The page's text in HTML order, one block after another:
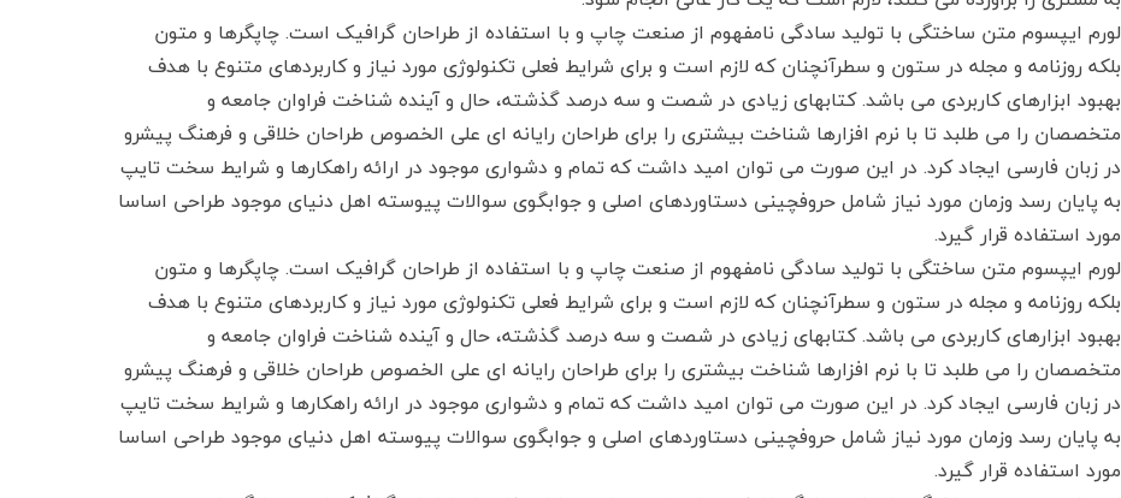
لورم ایپسوم متن ساختگی با تولید سادگی نامفهوم از صنعت چاپ و با استفاده از طراحان گرافیک است. چاپگرها و متون
بلکه روزنامه و مجله در ستون و سطرآنچنان که لازم است و برای شرایط فعلی تکنولوژی مورد نیاز و کاربردهای متنوع با هدف
بهبود ابزارهای کاربردی می باشد. کتابهای زیادی در شصت و سه درصد گذشته، حال و آینده شناخت فراوان جامعه و
متخصصان را می طلبد تا با نرم افزارها شناخت بیشتری را برای طراحان رایانه ای علی الخصوص طراحان خلاقی و فرهنگ پیشرو
در زبان فارسی ایجاد کرد. در این صورت می توان امید داشت که تمام و دشواری موجود در ارائه راهکارها و شرایط سخت تایپ
به پایان رسد وزمان مورد نیاز شامل حروفچینی دستاوردهای اصلی و جوابگوی سوالات پیوسته اهل دنیای موجود طراحی اساسا
مورد استفاده قرار گیرد.
لورم ایپسوم متن ساختگی با تولید سادگی نامفهوم از صنعت چاپ و با استفاده از طراحان گرافیک است. چاپگرها و متون
بلکه روزنامه و مجله در ستون و سطرآنچنان که لازم است و برای شرایط فعلی تکنولوژی مورد نیاز و کاربردهای متنوع با هدف
بهبود ابزارهای کاربردی می باشد. کتابهای زیادی در شصت و سه درصد گذشته، حال و آینده شناخت فراوان جامعه و
متخصصان را می طلبد تا با نرم افزارها شناخت بیشتری را برای طراحان رایانه ای علی الخصوص طراحان خلاقی و فرهنگ پیشرو
در زبان فارسی ایجاد کرد. در این صورت می توان امید داشت که تمام و دشواری موجود در ارائه راهکارها و شرایط سخت تایپ
به پایان رسد وزمان مورد نیاز شامل حروفچینی دستاوردهای اصلی و جوابگوی سوالات پیوسته اهل دنیای موجود طراحی اساسا
مورد استفاده قرار گیرد.